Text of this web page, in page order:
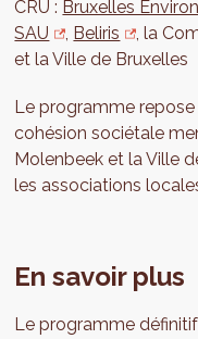
CRU : Bruxelles
SAU
, Beliris
, la
et la Ville de Bruxelles
Le programme
cohésion sociétale
Molenbeek et la Ville
les associations
​En savoir plus
Le programme